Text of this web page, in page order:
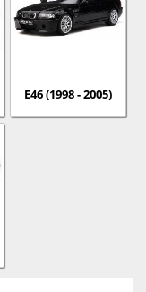
E46 (1998 - 2005)